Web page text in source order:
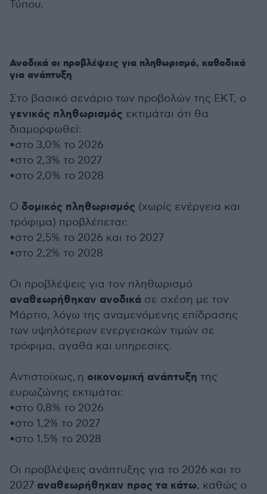
Τύπου.
Ανοδικά οι προβλέψεις για πληθωρισμό, καθοδικά
για ανάπτυξη
Στο βασικό σενάριο των προβολών της ΕΚΤ, ο
γενικός πληθωρισμός εκτιμάται ότι θα
διαμορφωθεί:
•στο 3,0% το 2026
•στο 2,3% το 2027
•στο 2,0% το 2028
Ο δομικός πληθωρισμός (χωρίς ενέργεια και
τρόφιμα) προβλέπεται:
•στο 2,5% το 2026 και το 2027
•στο 2,2% το 2028
Οι προβλέψεις για τον πληθωρισμό
αναθεωρήθηκαν ανοδικά σε σχέση με τον
Μάρτιο, λόγω της αναμενόμενης επίδρασης
των υψηλότερων ενεργειακών τιμών σε
τρόφιμα, αγαθά και υπηρεσίες.
Αντιστοίχως, η οικονομική ανάπτυξη της
ευρωζώνης εκτιμάται:
•στο 0,8% το 2026
•στο 1,2% το 2027
•στο 1,5% το 2028
Οι προβλέψεις ανάπτυξης για το 2026 και το
2027 αναθεωρήθηκαν προς τα κάτω, καθώς ο